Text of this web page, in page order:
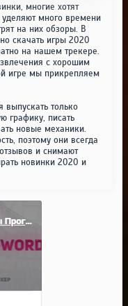
многие хотят
уделяют много времени
на них обзоры. В
скачать игры 2020
на нашем трекере.
с хорошим
игре мы прикрепляем
выпускать только
графику, писать
новые механики.
поэтому они всегда
и снимают
новинки 2020 и